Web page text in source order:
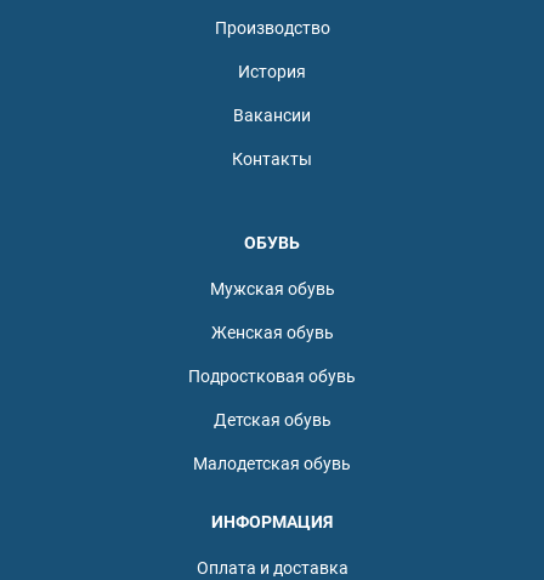
Производство
История
Вакансии
Контакты
ОБУВЬ
Мужская обувь
Женская обувь
Подростковая обувь
Детская обувь
Малодетская обувь
ИНФОРМАЦИЯ
Оплата и доставка